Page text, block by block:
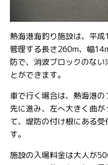
熱海港海釣り施設は、平
管理する長さ260m、幅
防で、消波ブロックのな
とができます。
車で行く場合は、熱海港
先に進み、左へ大きく曲
て、堤防の付け根にある
す。
施設の入場料金は大人が